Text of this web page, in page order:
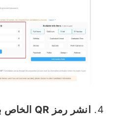
انشر رمز QR الخاص بك.